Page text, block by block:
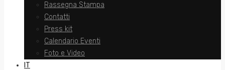
Rassegna Stampa
Contatti
Press kit
Calendario Eventi
Foto e Video
IT